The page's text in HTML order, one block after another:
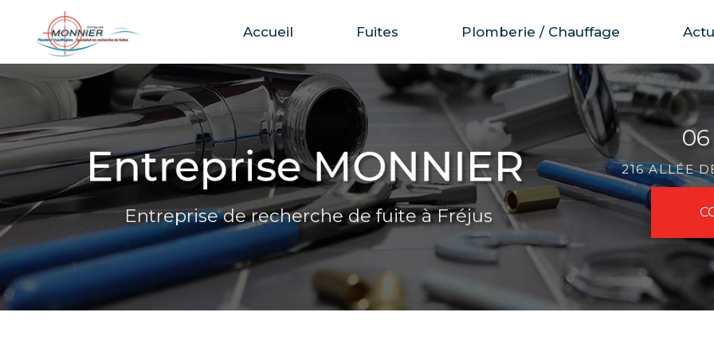
Aller
contenu
principal
Accueil Fuites Plomberie / Chauffage
Entreprise de recherche de fuite à Fréjus
216 ALLÉE